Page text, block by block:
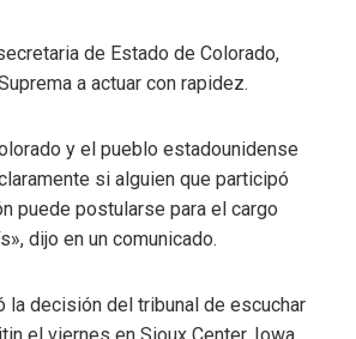
de Estado de Colorado,
a actuar con rapidez.
y el pueblo estadounidense
si alguien que participó
puede postularse para el cargo
dijo en un comunicado.
la decisión del tribunal de escuchar